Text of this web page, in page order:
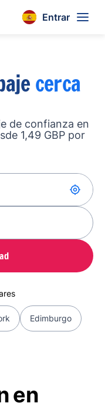
Entrar
cerca
de confianza en
1,49 GBP por
Edimburgo
en